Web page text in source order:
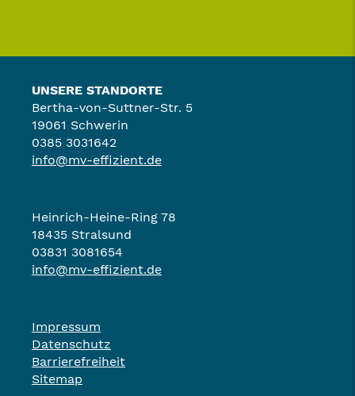
UNSERE STANDORTE
Bertha-von-Suttner-Str. 5
19061 Schwerin
0385 3031642
info@mv-effizient.de
Heinrich-Heine-Ring 78
18435 Stralsund
03831 3081654
info@mv-effizient.de
Impressum
Datenschutz
Barrierefreiheit
Sitemap